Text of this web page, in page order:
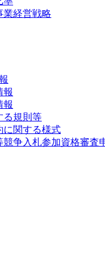
業経営戦略
報
報
る規則等
に関する様式
競争入札参加資格審査